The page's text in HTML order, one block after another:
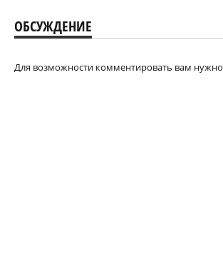
ОБСУЖДЕНИЕ
Для возможности комментировать вам нужно